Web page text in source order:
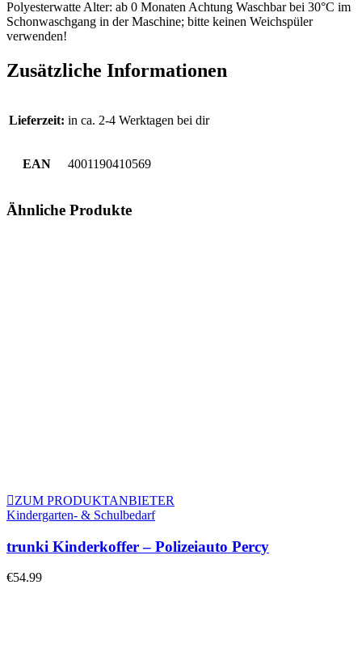
Polyesterwatte Alter: ab 0 Monaten Achtung Waschbar bei 30°C im
Schonwaschgang in der Maschine; bitte keinen Weichspüler
verwenden!
Zusätzliche Informationen
Lieferzeit: in ca. 2-4 Werktagen bei dir
EAN 4001190410569
Ähnliche Produkte
ZUM PRODUKTANBIETER
Kindergarten- & Schulbedarf
trunki Kinderkoffer – Polizeiauto Percy
€54.99